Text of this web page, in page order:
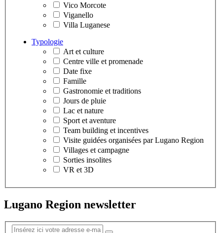
Vico Morcote
Viganello
Villa Luganese
Typologie
Art et culture
Centre ville et promenade
Date fixe
Famille
Gastronomie et traditions
Jours de pluie
Lac et nature
Sport et aventure
Team building et incentives
Visite guidées organisées par Lugano Region
Villages et campagne
Sorties insolites
VR et 3D
Lugano Region newsletter